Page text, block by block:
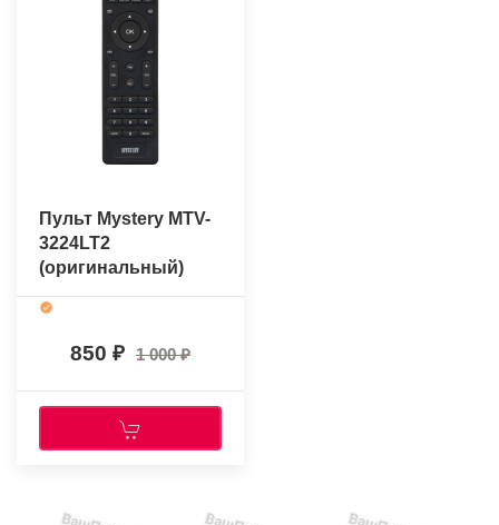
Пульт Mystery MTV-
3224LT2
(оригинальный)
850 1 000